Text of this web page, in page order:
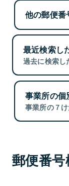
他の郵便番
最近検索し
過去に検索し
事業所の個
事業所の７
郵便番